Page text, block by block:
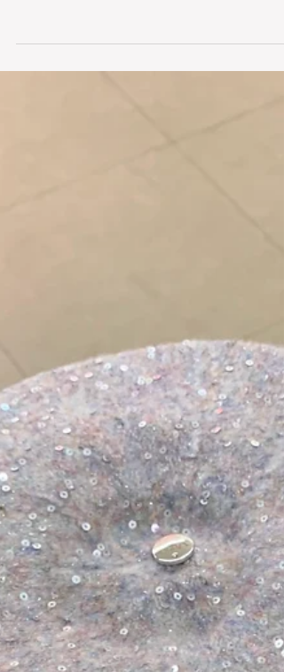
した。